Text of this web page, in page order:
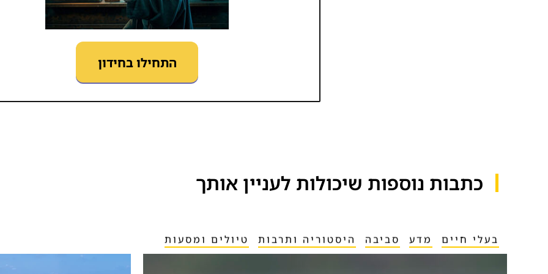
התחילו בחידון
כתבות נוספות שיכולות לעניין אותך​
בעלי חיים מדע סביבה היסטוריה ותרבות טיולים ומסעות